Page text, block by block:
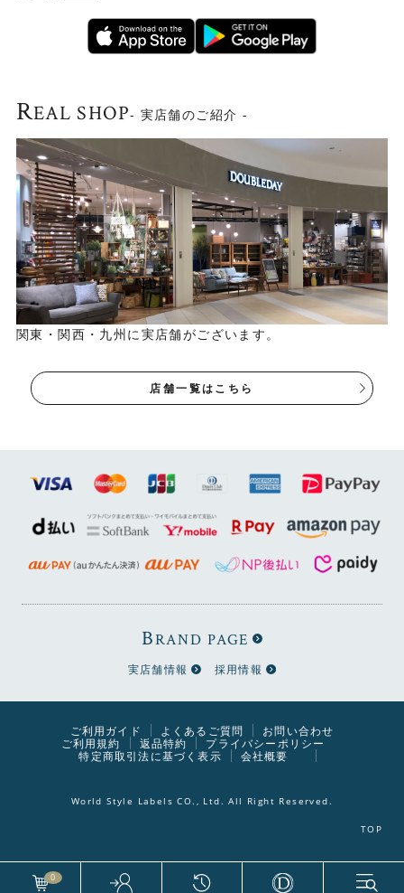
部屋の面積や用途によって自由なレイアウトを楽しむこと
ができます。
▼ダイニングテーブル(幅150cm)、ベンチ(片肘)、ベンチ
(肘無し)（ベンチをＬ字にレイアウト）
▼2本脚テーブル(幅150cm)、ベンチ(片肘)、ベンチ(肘無
REAL SHOP- 実店舗のご紹介 -
関東・関西・九州に実店舗がございます。
店舗一覧はこちら
BRAND PAGE
実店舗情報 採用情報
0
ご利用ガイド よくあるご質問
お問い合わせ
ご利用規約
返品特約
プライバシーポリシー
特定商取引法に基づく表示
会社概要
World Style Labels CO., Ltd. All Right Reserved.